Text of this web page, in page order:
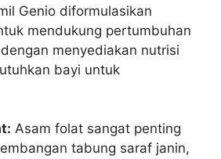
Genio diformulasikan
mendukung pertumbuhan
menyediakan nutrisi
bayi untuk
Asam folat sangat penting
tabung saraf janin,